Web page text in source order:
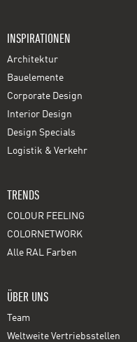
INSPIRATIONEN
Architektur
Bauelemente
Corporate Design
Interior Design
Design Specials
Logistik & Verkehr
TRENDS
COLOUR FEELING
COLORNETWORK
Alle RAL Farben
ÜBER UNS
Team
Weltweite Vertriebsstellen